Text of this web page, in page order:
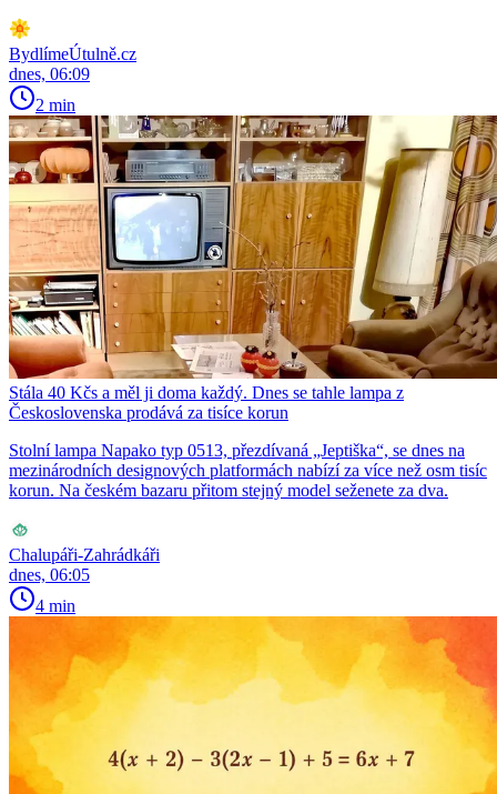
BydlímeÚtulně.cz
dnes, 06:09
2 min
Stála 40 Kčs a měl ji doma každý. Dnes se tahle lampa z
Československa prodává za tisíce korun
Stolní lampa Napako typ 0513, přezdívaná „Jeptiška“, se dnes na
mezinárodních designových platformách nabízí za více než osm tisíc
korun. Na českém bazaru přitom stejný model seženete za dva.
Chalupáři-Zahrádkáři
dnes, 06:05
4 min